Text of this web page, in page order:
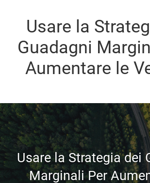
Usare la
Guadagni
Aumentare le
Usare la Strategia dei
Marginali Per